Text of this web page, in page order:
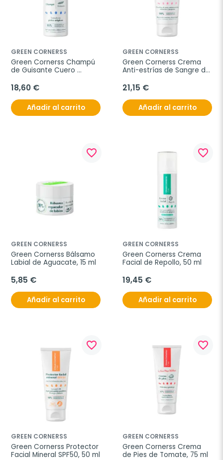
GREEN CORNERSS
Green Cornerss Champú
de Guisante Cuero
ml
18,60 €
Añadir al carrito
GREEN CORNERSS
Green Cornerss Crema
Anti-estrías de Sangre de
21,15 €
Añadir al carrito
favorite_border
GREEN CORNERSS
Green Cornerss Bálsamo
Labial de Aguacate, 15 ml
5,85 €
Añadir al carrito
favorite_border
GREEN CORNERSS
Green Cornerss Crema
Facial de Repollo, 50 ml
19,45 €
Añadir al carrito
favorite_border
GREEN CORNERSS
Green Cornerss Protector
Facial Mineral SPF50, 50 ml
favorite_border
GREEN CORNERSS
Green Cornerss Crema
de Pies de Tomate, 75 ml